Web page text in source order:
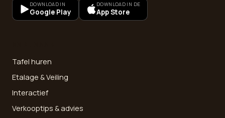
DOWNLOAD IN
Google Play
DOWNLOAD IN DE
App Store
Tafel huren
Etalage & Veiling
Interactief
Verkooptips & advies